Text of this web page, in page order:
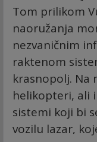
Tom prilikom
naoružanja
nezvaničnim
raktenom
krasnopolj. Na
helikopteri, ali
sistemi koji bi
vozilu lazar,